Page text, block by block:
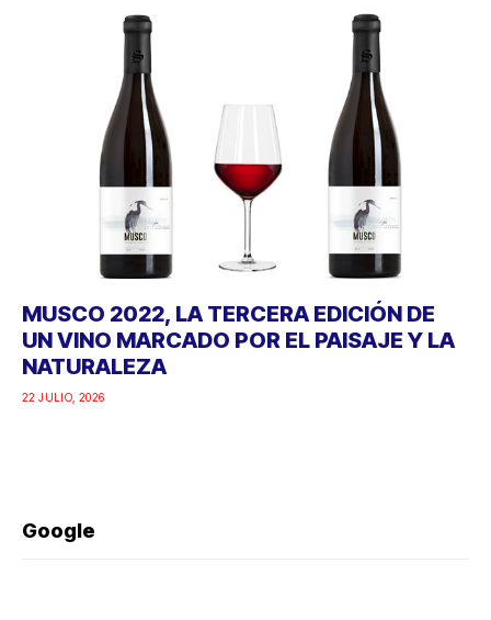
MUSCO 2022, LA TERCERA EDICIÓN DE
UN VINO MARCADO POR EL PAISAJE Y LA
NATURALEZA
22 JULIO, 2026
Google